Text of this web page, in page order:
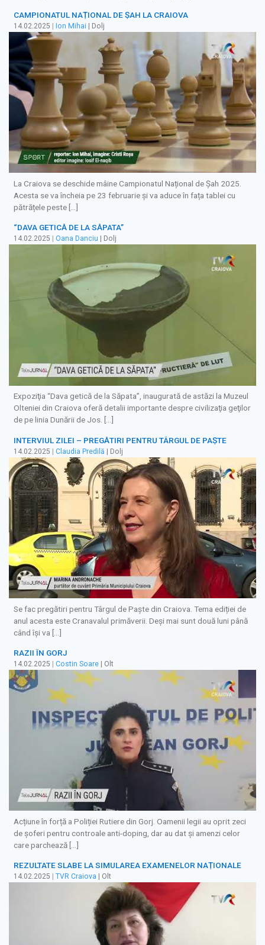
CAMPIONATUL NAȚIONAL DE ȘAH LA CRAIOVA
14.02.2025 Ion Mihai | Dolj
La Craiova se deschide mâine Campionatul Național de Șah 2025.
Acesta se va încheia pe 23 februarie și va aduce în fața tablei cu
pătrățele peste […]
“DAVA GETICĂ DE LA SĂPATA”
14.02.2025 Oana Danciu | Dolj
Expoziţia “Dava getică de la Săpata”, inaugurată de astăzi la Muzeul
Olteniei din Craiova oferă detalii importante despre civilizaţia geţilor
de pe linia Dunării de Jos. […]
INTERVIUL ZILEI – PREGĂTIRI PENTRU TÂRGUL DE PAȘTE
14.02.2025 | Claudia Predilă | Dolj
Se fac pregătiri pentru Târgul de Paște din Craiova. Tema ediției de
anul acesta este Cranavalul primăverii. Deși mai sunt două luni până
când își va […]
RAZII ÎN GORJ
14.02.2025 Costin Soare | Olt
Acțiune în forță a Poliției Rutiere din Gorj. Oamenii legii au oprit zeci
de șoferi pentru controale anti-doping, dar au dat și amenzi celor
care parchează […]
REZULTATE SLABE LA SIMULAREA EXAMENELOR NAȚIONALE
14.02.2025 TVR Craiova | Olt